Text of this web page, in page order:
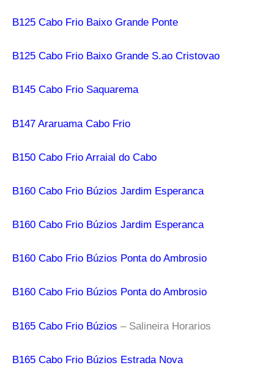
B125 Cabo Frio Baixo Grande Ponte
B125 Cabo Frio Baixo Grande S.ao Cristovao
B145 Cabo Frio Saquarema
B147 Araruama Cabo Frio
B150 Cabo Frio Arraial do Cabo
B160 Cabo Frio Búzios Jardim Esperanca
B160 Cabo Frio Búzios Jardim Esperanca
B160 Cabo Frio Búzios Ponta do Ambrosio
B160 Cabo Frio Búzios Ponta do Ambrosio
B165 Cabo Frio Búzios – Salineira Horarios
B165 Cabo Frio Búzios Estrada Nova